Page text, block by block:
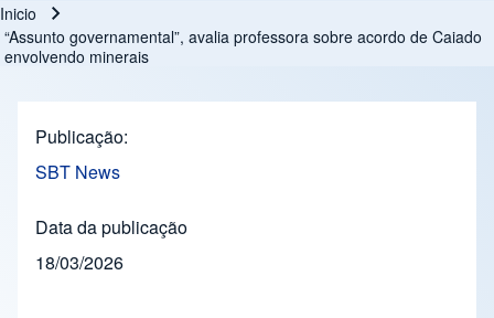
Ruta de navegación
Inicio
“Assunto governamental”, avalia professora sobre acordo de Caiado
envolvendo minerais
Publicação
SBT News
Data da publicação
18/03/2026